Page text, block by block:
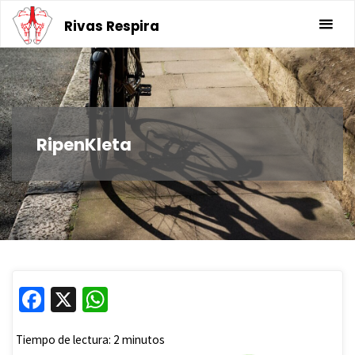
Saltar
contenido
Rivas Respira
RipenKleta
Fa X
Tiempo de lectura: 2 minutos